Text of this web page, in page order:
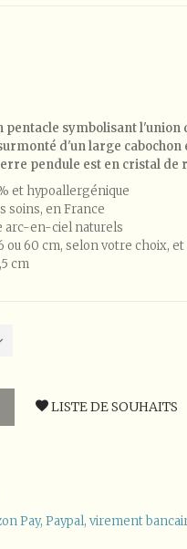
pentacle symbolisant
d'un large
pendule est en cristal de
et hypoallergénique
soins, en France
arc-en-ciel naturels
ou 60 cm, selon votre choix,
cm
LISTE DE SOUHAITS
Pay, Paypal, virement